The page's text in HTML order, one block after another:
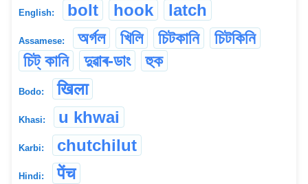
English: bolt hook latch
Assamese: অৰ্গল খিলি চিটকানি
চিটকিনি
চিট্ কানি
দুৱাৰ-ডাং হুক
Bodo: खिला
Khasi: u khwai
Karbi: chutchilut
Hindi: पेंच